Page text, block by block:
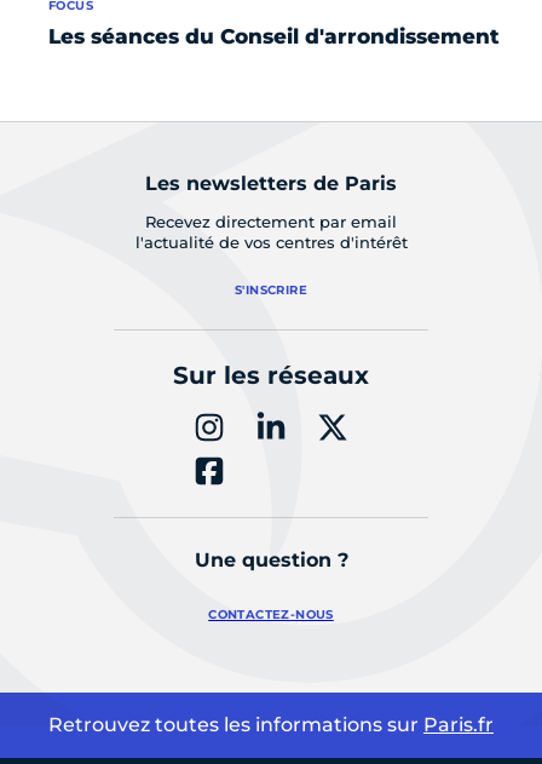
Les séances du Conseil d'arrondissement
FOCUS
Les newsletters de Paris
Recevez directement par email
l'actualité de vos centres d'intérêt
S'INSCRIRE
Sur les réseaux
Une question ?
CONTACTEZ-NOUS
Retrouvez toutes les informations sur Paris.fr